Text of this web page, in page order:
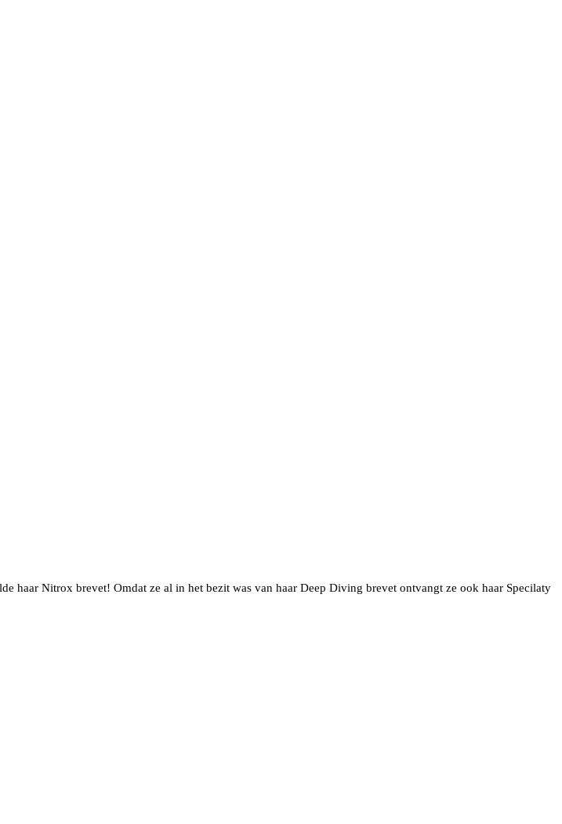
haar Nitrox brevet! Omdat ze al in het bezit was van haar Deep Diving brevet ontvangt ze ook haar Specilaty